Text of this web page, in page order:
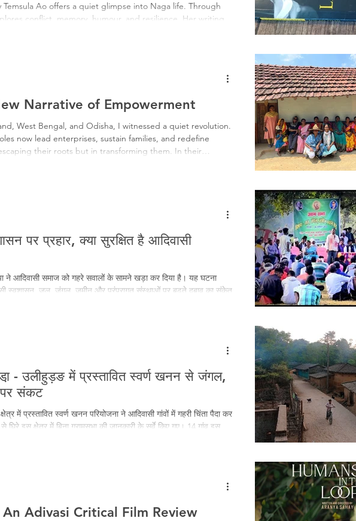
Ao offers a quiet glimpse into Naga life. Through
conflict, memory, humour, and resilience. Her writing
Narrative of Empowerment
West Bengal, and Odisha, I witnessed a quiet revolution.
now lead enterprises, sustain families, and redefine
their roots but in transforming them. In their
पर प्रहार, क्या सुरक्षित है आदिवासी
ने आदिवासी समाज को गहरे सवालों के सामने खड़ा कर दिया है। यह घटना
स्वशासन, जल, जंगल, ज़मीन और परंपरागत संस्थाओं पर बढ़ते दबाव का संकेत
- उलीहुड़ङ में प्रस्तावित स्वर्ण खनन से जंगल,
पर संकट
में प्रस्तावित स्वर्ण खनन परियोजना ने आदिवासी गांवों में गहरी चिंता पैदा कर
इस क्षेत्र में बिना ग्रामसभा की जानकारी के सर्वे किए गए। 14 गांव इस
Adivasi Critical Film Review